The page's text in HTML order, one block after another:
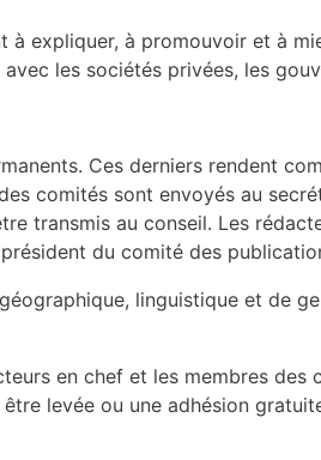
à expliquer, à promouvoir et à
les sociétés privées, les
Ces derniers rendent
comités sont envoyés au
transmis au conseil. Les
du comité des
linguistique et de
en chef et les membres des
levée ou une adhésion